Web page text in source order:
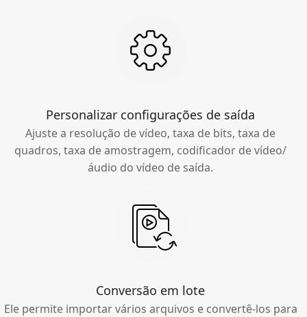
Personalizar configurações de saída
Ajuste a resolução de vídeo, taxa de bits, taxa de
quadros, taxa de amostragem, codificador de vídeo/
áudio do vídeo de saída.
Conversão em lote
Ele permite importar vários arquivos e convertê-los para